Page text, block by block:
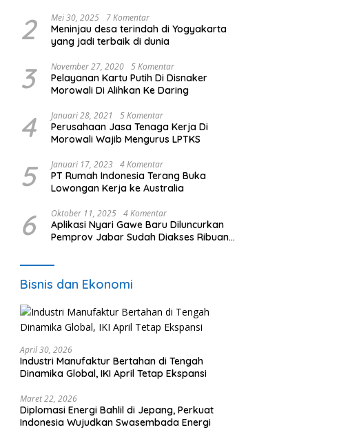
2 Mei 30, 2025 7 Komentar
Meninjau desa terindah di Yogyakarta
yang jadi terbaik di dunia
3 November 27, 2020 5 Komentar
Pelayanan Kartu Putih Di Disnaker
Morowali Di Alihkan Ke Daring
4 Januari 28, 2021 5 Komentar
Perusahaan Jasa Tenaga Kerja Di
Morowali Wajib Mengurus LPTKS
5 Januari 17, 2023 4 Komentar
PT Rumah Indonesia Terang Buka
Lowongan Kerja ke Australia
6 Oktober 11, 2025 4 Komentar
Aplikasi Nyari Gawe Baru Diluncurkan
Pemprov Jabar Sudah Diakses Ribuan
Bisnis dan Ekonomi
April 30, 2026
Industri Manufaktur Bertahan di Tengah
Dinamika Global, IKI April Tetap Ekspansi
Maret 22, 2026
Diplomasi Energi Bahlil di Jepang, Perkuat
Indonesia Wujudkan Swasembada Energi